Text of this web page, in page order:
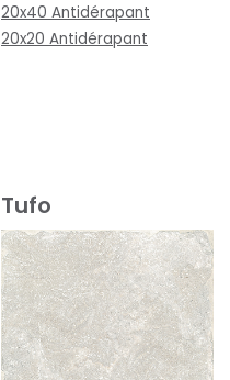
20x40 Antidérapant
20x20 Antidérapant
Tufo